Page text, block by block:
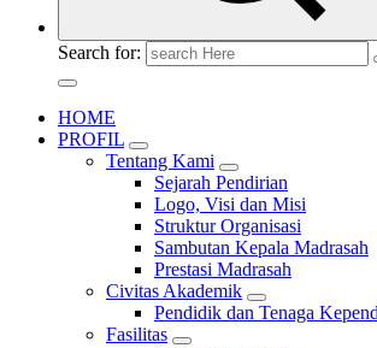
Search for:
HOME
PROFIL
Tentang Kami
Sejarah Pendirian
Logo, Visi dan Misi
Struktur Organisasi
Sambutan Kepala Madrasah
Prestasi Madrasah
Civitas Akademik
Pendidik dan Tenaga
Fasilitas